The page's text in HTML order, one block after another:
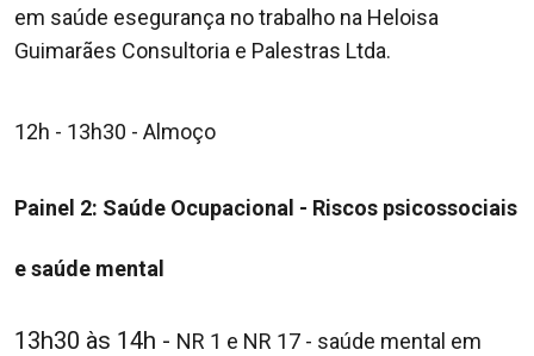
em saúde esegurança no trabalho na Heloisa
Guimarães Consultoria e Palestras Ltda.
12h - 13h30 - Almoço
Painel 2: Saúde Ocupacional - Riscos psicossociais
e saúde mental
13h30 às 14h - NR 1 e NR 17 - saúde mental em